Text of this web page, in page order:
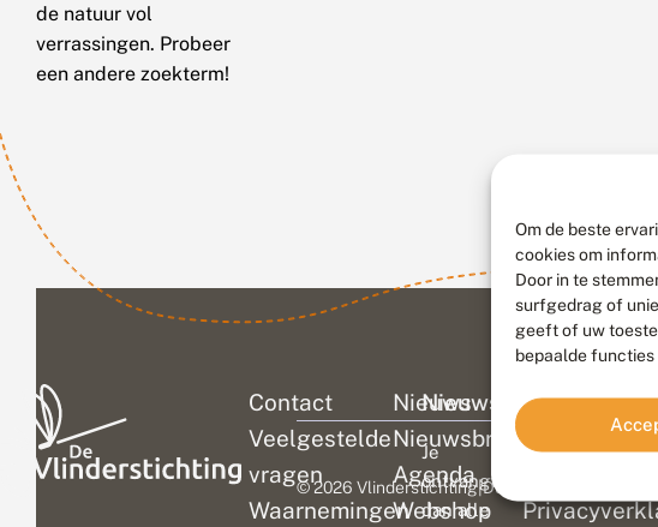
Om de beste
cookies om
Door in te
surfgedrag of
geeft of uw
bepaalde functies
de natuur vol
verrassingen. Probeer
een andere zoekterm!
Contact
Veelgestelde
vragen
Waarnemingen
Nieuws
Nieuwsbrief
Agenda
Webshop
Colofon
Disclaimer
Nieuwsbrief
Je
ontvangt
dan alle
© 2026 Vlinderstichting|Duurzaam ontwikkeld